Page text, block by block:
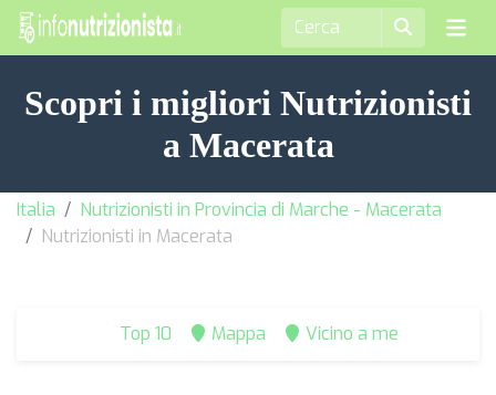
Scopri i migliori Nutrizionisti
a Macerata
Italia
Nutrizionisti in Provincia di Marche - Macerata
Nutrizionisti in Macerata
Top 10 Mappa Vicino a me